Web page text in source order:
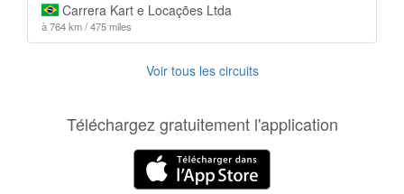
Carrera Kart e Locações Ltda
à 764 km / 475 miles
Voir tous les circuits
Téléchargez gratuitement l'application